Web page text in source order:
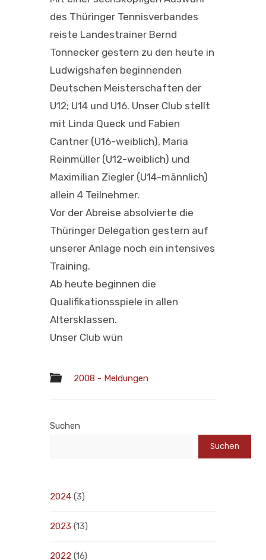
des Thüringer Tennisverbandes
reiste Landestrainer Bernd
Tonnecker gestern zu den heute in
Ludwigshafen beginnenden
Deutschen Meisterschaften der
U12; U14 und U16. Unser Club stellt
mit Linda Queck und Fabien
Cantner (U16-weiblich), Maria
Reinmüller (U12-weiblich) und
Maximilian Ziegler (U14-männlich)
allein 4 Teilnehmer.
Vor der Abreise absolvierte die
Thüringer Delegation gestern auf
unserer Anlage noch ein intensives
Training.
Ab heute beginnen die
Qualifikationsspiele in allen
Altersklassen.
Unser Club wün
2008 - Meldungen
Suchen
Suchen
2024 (3)
2023 (13)
2022 (16)